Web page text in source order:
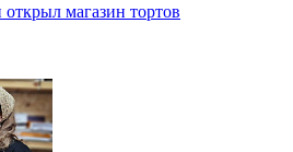
магазин тортов